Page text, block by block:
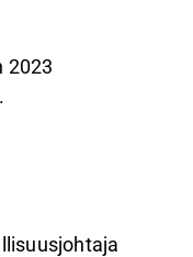
2023